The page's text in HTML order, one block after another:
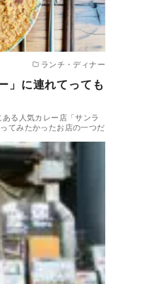
ランチ・ディナー
」に連れてっても
る人気カレー店「サンラ
てみたかったお店の一つだ